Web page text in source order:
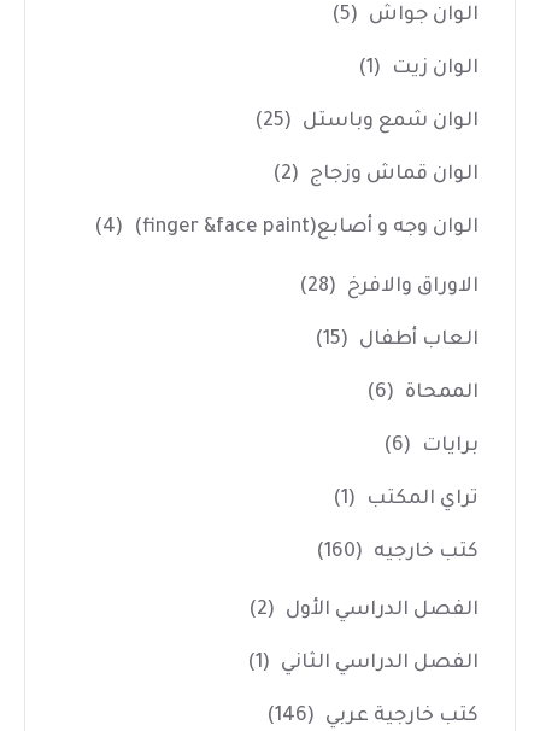
الوان جواش (5)
الوان زيت (1)
الوان شمع وباستل (25)
الوان قماش وزجاج (2)
الوان وجه و أصابع(finger &face paint) (4)
الاوراق والافرخ (28)
العاب أطفال (15)
الممحاة (6)
برايات (6)
تراي المكتب (1)
كتب خارجيه (160)
الفصل الدراسي الأول (2)
الفصل الدراسي الثاني (1)
كتب خارجية عربي (146)